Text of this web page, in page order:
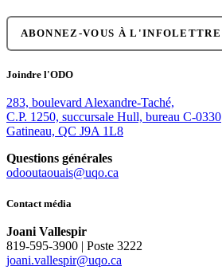
Joindre l'ODO
283, boulevard Alexandre-Taché,
C.P. 1250, succursale Hull, bureau C-0330
Gatineau, QC J9A 1L8
Questions générales
odooutaouais@uqo.ca
Contact média
Joani Vallespir
819-595-3900 | Poste 3222
joani.vallespir@uqo.ca